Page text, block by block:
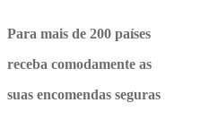
Para mais de 200 países
receba comodamente as
suas encomendas seguras